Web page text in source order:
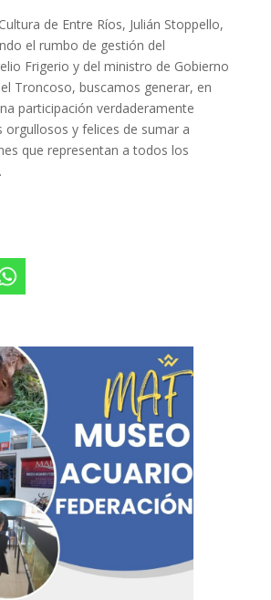
de Entre Ríos, Julián Stoppello,
el rumbo de gestión del
Frigerio y del ministro de Gobierno
Troncoso, buscamos generar, en
participación verdaderamente
orgullosos y felices de sumar a
que representan a todos los